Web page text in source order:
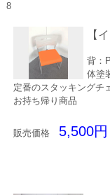
8
【
背：
体塗
定番のスタッキングチ
お持ち帰り商品
販売価格 5,500円